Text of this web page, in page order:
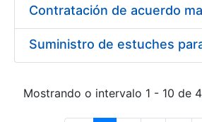
Mostrando o intervalo 1 - 10 de